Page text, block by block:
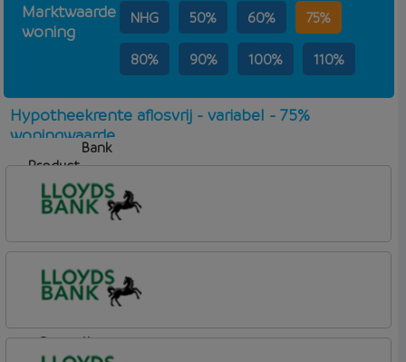
Marktwaarde
woning
NHG 50% 60% 75%
80% 90% 100% 110%
Hypotheekrente aflosvrij - variabel - 75%
woningwaarde
Bank
Product
Aflosvorm
Lloyds Bank
Hypotheek (1)
aflosvrij
Lloyds Bank